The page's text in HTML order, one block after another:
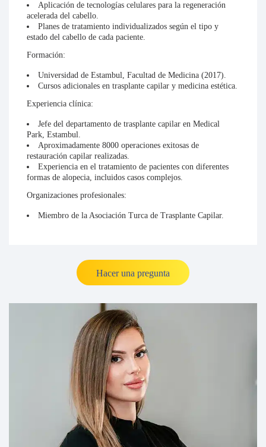
Aplicación de tecnologías celulares para la regeneración
acelerada del cabello.
Planes de tratamiento individualizados según el tipo y
estado del cabello de cada paciente.
Formación:
Universidad de Estambul, Facultad de Medicina (2017).
Cursos adicionales en trasplante capilar y medicina estética.
Experiencia clínica:
Jefe del departamento de trasplante capilar en Medical
Park, Estambul.
Aproximadamente 8000 operaciones exitosas de
restauración capilar realizadas.
Experiencia en el tratamiento de pacientes con diferentes
formas de alopecia, incluidos casos complejos.
Organizaciones profesionales:
Miembro de la Asociación Turca de Trasplante Capilar.
Hacer una pregunta